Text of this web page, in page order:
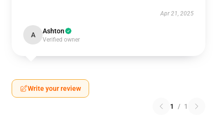
Apr 21, 2025
A Ashton
Verified owner
Write your review
1 / 1